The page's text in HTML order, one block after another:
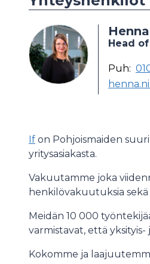
Head
Puh:
If on Pohjoismaiden
yritysasiakasta.
Vakuutamme joka
henkilövakuutuksia
Meidän 10 000
varmistavat, että
Kokomme ja